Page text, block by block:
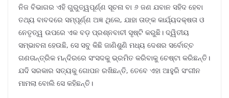
ନିଜ ବିଭାଗର ଏହି ଗୁରୁତ୍ୱପୂର୍ଣ୍ଣ ସୂଚନା ବା ୬ ଜଣ ଯବାନ ସହିଦ ହେବା
ତଥ୍ୟ ବାବଦରେ ସମ୍ପୂର୍ଣ୍ଣ ଅଜ୍ଞ ଥିଲେ, ଯାହା ତାଙ୍କ କାର୍ଯ୍ୟଦକ୍ଷତା ଓ
ନେତୃତ୍ୱ ଉପରେ ଏକ ବଡ଼ ପ୍ରଶ୍ନବାଚୀ ସୃଷ୍ଟି କରୁଛି। ଦ୍ୱିତୀୟ
ସମ୍ଭାବନା ହେଉଛି, ସେ ସବୁ କିଛି ଜାଣିଶୁଣି ମଧ୍ୟ ଦେଶର ସର୍ବୋଚ୍ଚ
ଗଣତାନ୍ତ୍ରିକ ମନ୍ଦିରରେ ସଂସଦକୁ ଭ୍ରମିତ କରିବାକୁ ଚେଷ୍ଟା କରିଛନ୍ତି।
ଯଦି ସରକାର ସତ୍ୟକୁ ଗୋପନ ରଖିଛନ୍ତି, ତେବେ ଏହା ଆହୁରି ସଂଗୀନ
ମାମଲା ବୋଲି ସେ କହିଛନ୍ତି।